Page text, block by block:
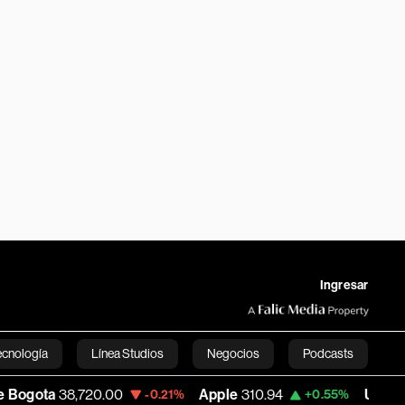
Ingresar
Línea Studios Negocios Podcasts
English-0.21% Apple 310.94 +0.55% USD COP